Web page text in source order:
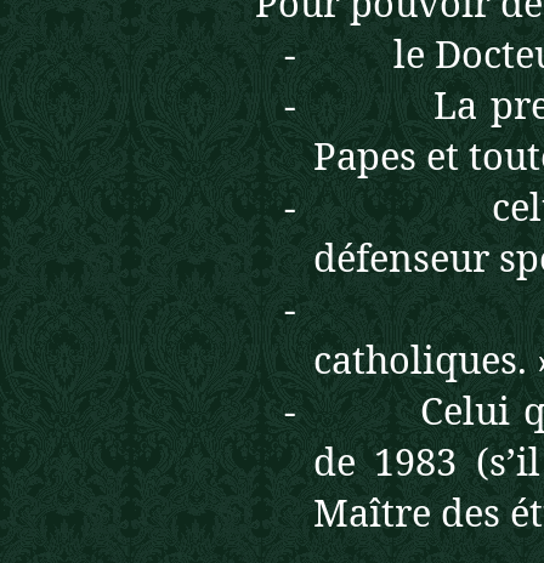
- le
- La
Papes et
- celui
défenseur
- le «
catholiques.
- Celui qui
de 1983
Maître des